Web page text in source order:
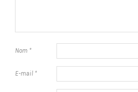
Nom *
E-mail *